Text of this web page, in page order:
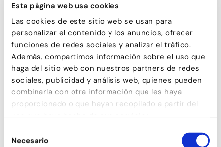
Esta página web usa cookies
Las cookies de este sitio web se usan para
personalizar el contenido y los anuncios, ofrecer
funciones de redes sociales y analizar el tráfico.
Además, compartimos información sobre el uso que
haga del sitio web con nuestros partners de redes
sociales, publicidad y análisis web, quienes pueden
combinarla con otra información que les haya
proporcionado o que hayan recopilado a partir del
uso que haya hecho de sus servicios.
deNecesario
932 471 602/
680 455 807